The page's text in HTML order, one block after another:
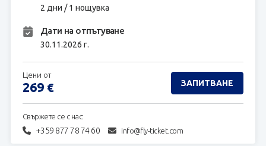
2 дни / 1 нощувка
Дати на отпътуване
30.11.2026 г.
Свържете се с нас:
+359 877 78 74 60 info@fly-ticket.com
Цени от
269 € ЗАПИТВАНЕ